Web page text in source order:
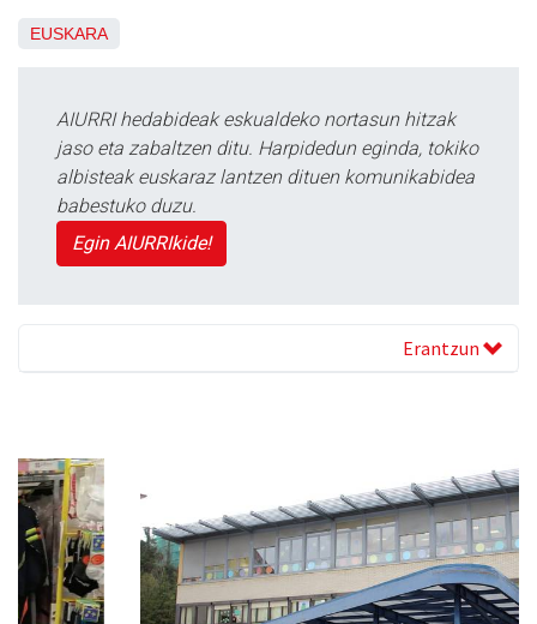
EUSKARA
AIURRI hedabideak eskualdeko nortasun hitzak
jaso eta zabaltzen ditu. Harpidedun eginda, tokiko
albisteak euskaraz lantzen dituen komunikabidea
babestuko duzu.
Egin AIURRIkide!
Erantzun